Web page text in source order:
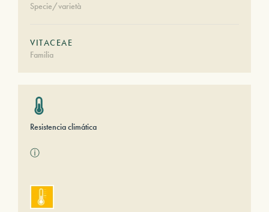
Specie/varietà
VITACEAE
Familia
Resistencia climática
ⓘ